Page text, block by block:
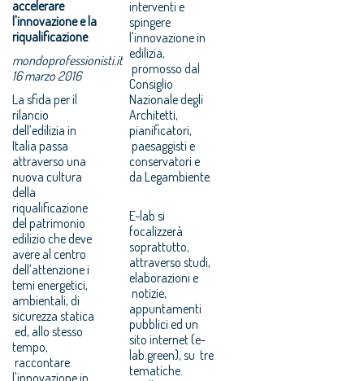
accelerare
l'innovazione e la
riqualificazione
mondoprofessionisti.it
16 marzo 2016
La sfida per il
rilancio
dell’edilizia in
Italia passa
attraverso una
nuova cultura
della
riqualificazione
del patrimonio
edilizio che deve
avere al centro
dell’attenzione i
temi energetici,
ambientali, di
sicurezza statica
ed, allo stesso
tempo,
raccontare
l'innovazione in
interventi e
spingere
l'innovazione in
edilizia,
promosso dal
Consiglio
Nazionale degli
Architetti,
pianificatori,
paesaggisti e
conservatori e
da Legambiente.
E-lab si
focalizzerà
soprattutto,
attraverso studi,
elaborazioni e
notizie,
appuntamenti
pubblici ed un
sito internet (e-
lab.green), su tre
tematiche.